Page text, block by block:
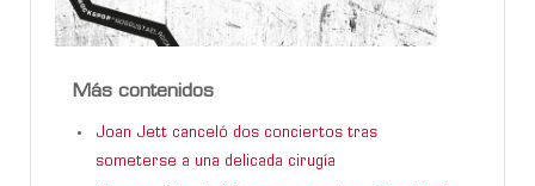
Más contenidos
Joan Jett canceló dos conciertos tras
someterse a una delicada cirugía